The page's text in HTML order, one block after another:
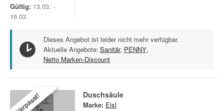
Gültig: 13.03. -
16.03.
Dieses Angebot ist leider nicht mehr verfügbar.
Aktuelle Angebote: Sanitär, PENNY,
Netto Marken-Discount
Verpasst! Duschsäule
Marke: Eisl